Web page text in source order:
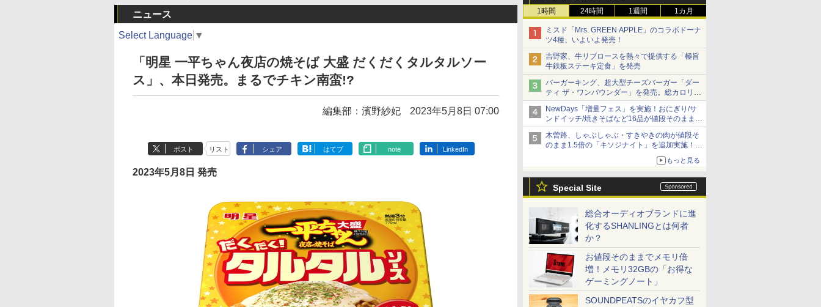
1時間 24時間 1週間 1カ月
ミスド「Mrs. GREEN APPLE」のコラボドーナ
ツ4種、いよいよ発売！
吉野家、牛リブロースを熱々で提供する「極旨
牛鉄板ステーキ定食」を発売
バーガーキング、超大型チーズバーガー「ダー
ティ ザ・ワンパウンダー」を発売。総カロリー
約1656kcal、総重量約527g！
NewDays「増量フェス」を実施！おにぎり/サ
ンドイッチ/焼きそばなど16品が値段そのままで
ボリュームアップ
木曽路、しゃぶしゃぶ・すきやきの肉が値段そ
のまま1.5倍の「キソジナイト」を追加実施！
もっと見る
Special Site
総合オーディオブランドに進
化するSHANLINGとは何者
か？
お値段そのままでメモリ倍
増！メモリ32GBの「お得な
ゲーミングノート」
SOUNDPEATSのイヤカフ型
ニュース
Select Language ▼
「明星 一平ちゃん夜店の焼そば 大盛 だくだくタルタルソー
ス」、本日発売。まるでチキン南蛮!?
編集部：濱野紗妃 2023年5月8日 07:00
ポスト リスト シェア はてブ note LinkedIn
2023年5月8日 発売